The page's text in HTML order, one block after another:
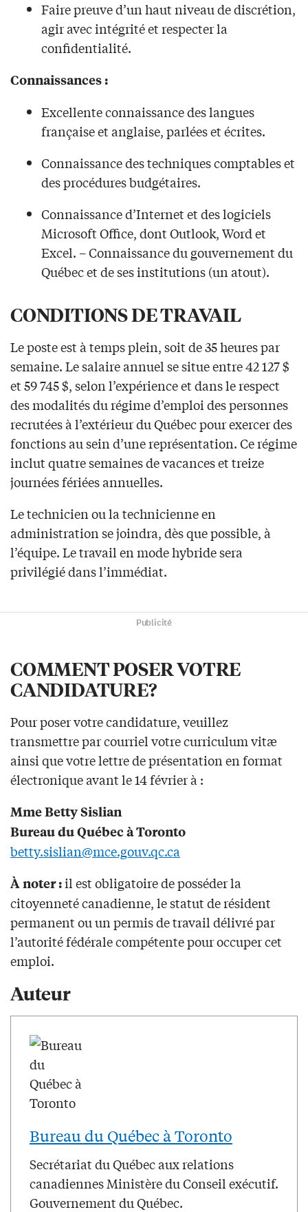
Faire preuve d’un haut niveau de discrétion,
agir avec intégrité et respecter la
confidentialité.
Connaissances :
Excellente connaissance des langues
française et anglaise, parlées et écrites.
Connaissance des techniques comptables et
des procédures budgétaires.
Connaissance d’Internet et des logiciels
Microsoft Office, dont Outlook, Word et
Excel. – Connaissance du gouvernement du
Québec et de ses institutions (un atout).
CONDITIONS DE TRAVAIL
Le poste est à temps plein, soit de 35 heures par
semaine. Le salaire annuel se situe entre 42 127 $
et 59 745 $, selon l’expérience et dans le respect
des modalités du régime d’emploi des personnes
recrutées à l’extérieur du Québec pour exercer des
fonctions au sein d’une représentation. Ce régime
inclut quatre semaines de vacances et treize
journées fériées annuelles.
Le technicien ou la technicienne en
administration se joindra, dès que possible, à
l’équipe. Le travail en mode hybride sera
privilégié dans l’immédiat.
Publicité
COMMENT POSER VOTRE
CANDIDATURE?
Pour poser votre candidature, veuillez
transmettre par courriel votre curriculum vitæ
ainsi que votre lettre de présentation en format
électronique avant le 14 février à :
Mme Betty Sislian
Bureau du Québec à Toronto
betty.sislian@mce.gouv.qc.ca
À noter :il est obligatoire de posséder la
citoyenneté canadienne, le statut de résident
permanent ou un permis de travail délivré par
l’autorité fédérale compétente pour occuper cet
emploi.
Auteur
Bureau du Québec à Toronto
Secrétariat du Québec aux relations
canadiennes Ministère du Conseil exécutif.
Gouvernement du Québec.